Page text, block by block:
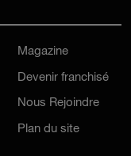
Magazine
Devenir franchisé
Nous Rejoindre
Plan du site